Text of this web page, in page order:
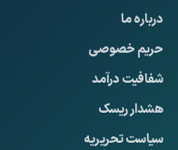
درباره ما
حریم خصوصی
شفافیت درآمد
هشدار ریسک
سیاست تحریریه